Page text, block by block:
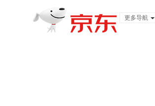
更多导航